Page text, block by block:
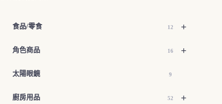
+
食品/零食 12
+
角色商品 16
太陽眼鏡 9
+
廚房用品 52